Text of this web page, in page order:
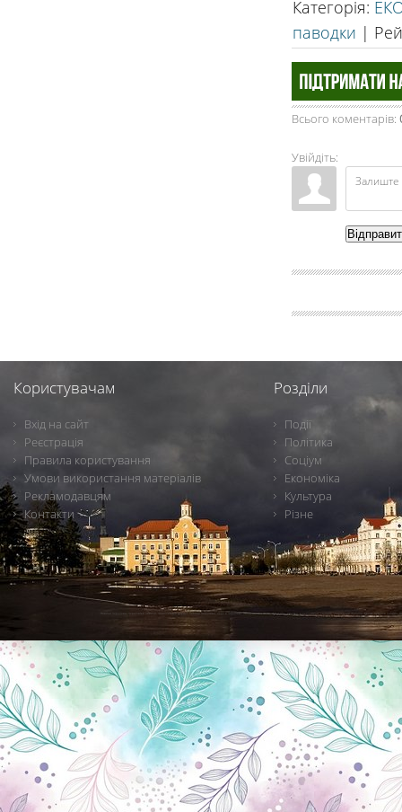
Категорія:
паводки |
Всього коментарів:
Увійдіть:
Користувачам
Вхід на сайт
Реєстрація
Правила користування
Умови використання матеріалів
Рекламодавцям
Контакти
Розділи
Події
Політика
Соціум
Економіка
Культура
Різне
Новини Чернігова, Чернігівські новини, Чернігівський формат, новини Чернігова, події в Чернігові: політика, економіка, аналітика, культура, відеоновини, екологія, спортивний Чернігів, туризм, Чернігів